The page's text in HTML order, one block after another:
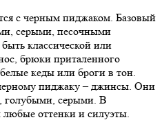
с черным пиджаком. Базовый
серыми, песочными
классической или
брюки приталенного
кеды или броги в тон.
пиджаку – джинсы. Они
голубыми, серыми. В
оттенки и силуэты.